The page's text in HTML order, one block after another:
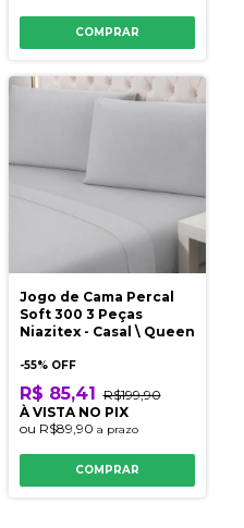
COMPRAR
Jogo de Cama Percal
Soft 300 3 Peças
Niazitex - Casal \ Queen
-55% OFF
R$ 85,41
R$199,90
À VISTA NO PIX
ou R$89,90 a prazo
COMPRAR